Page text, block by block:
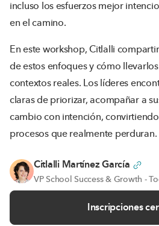
incluso los esfuerzos mejor
en el camino.
En este workshop, Citlalli
de estos enfoques y cómo
contextos reales. Los líderes
claras de priorizar, acompañar a
cambio con intención,
procesos que realmente perduran.
Citlalli Martínez García
VP School Success & Growth -
Inscripciones